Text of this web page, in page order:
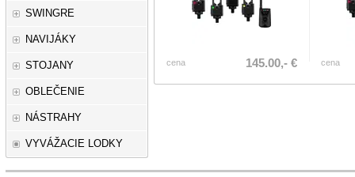
SWINGRE
NAVIJÁKY
STOJANY
OBLEČENIE
NÁSTRAHY
VYVÁŽACIE LODKY
cena 145.00,- € cena